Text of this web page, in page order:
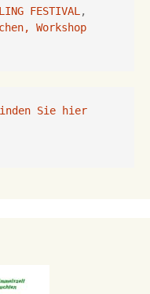
FESTIVAL
Workshop
Sie hier